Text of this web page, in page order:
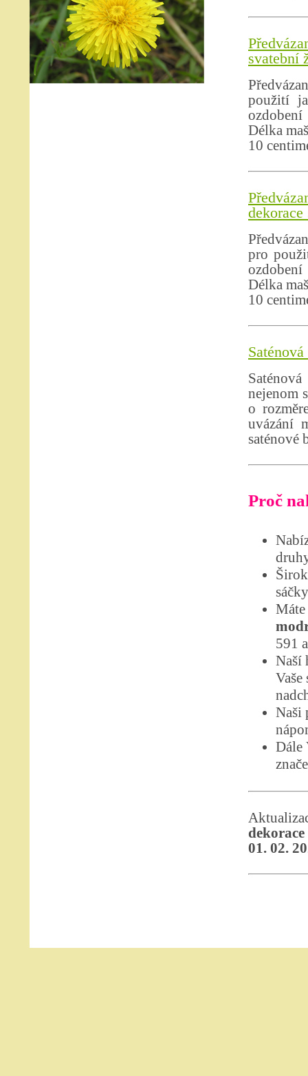
svatební
použití
Délka
10
pro
Délka
10
nejenom
o
uvázání
saténové
Proč
591
Naší
Naši
Dále
01. 02.